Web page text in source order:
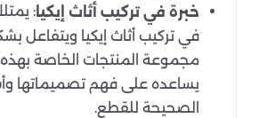
خبرة في تركيب أثاث إيكيا:
في تركيب أثاث إيكيا ويتفاعل
مجموعة المنتجات الخاصة بهذه
يساعده على فهم تصميماتها
الصحيحة للقطع.